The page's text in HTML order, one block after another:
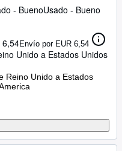
- BuenoUsado - Bueno
6,54Envío por EUR 6,54
Unido a Estados Unidos
Reino Unido a Estados